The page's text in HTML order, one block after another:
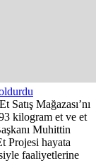
Mağazası’nı
kilogram et ve et
Muhittin
Projesi hayata
faaliyetlerine